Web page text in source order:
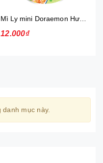
12.000₫
mục này.